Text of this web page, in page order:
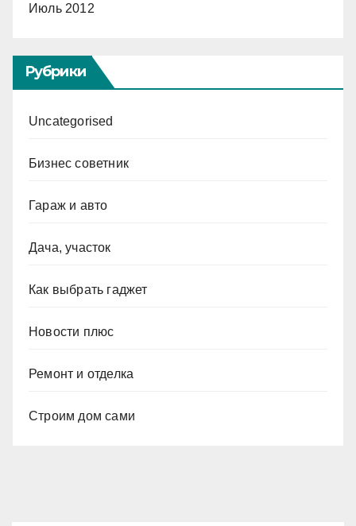
Июль 2012
Рубрики
Uncategorised
Бизнес советник
Гараж и авто
Дача, участок
Как выбрать гаджет
Новости плюс
Ремонт и отделка
Строим дом сами